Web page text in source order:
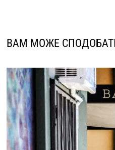
ВАМ МОЖЕ